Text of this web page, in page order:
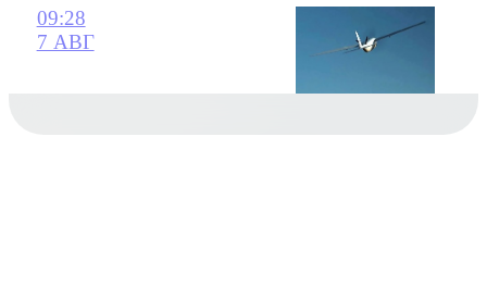
09:28
7 АВГ